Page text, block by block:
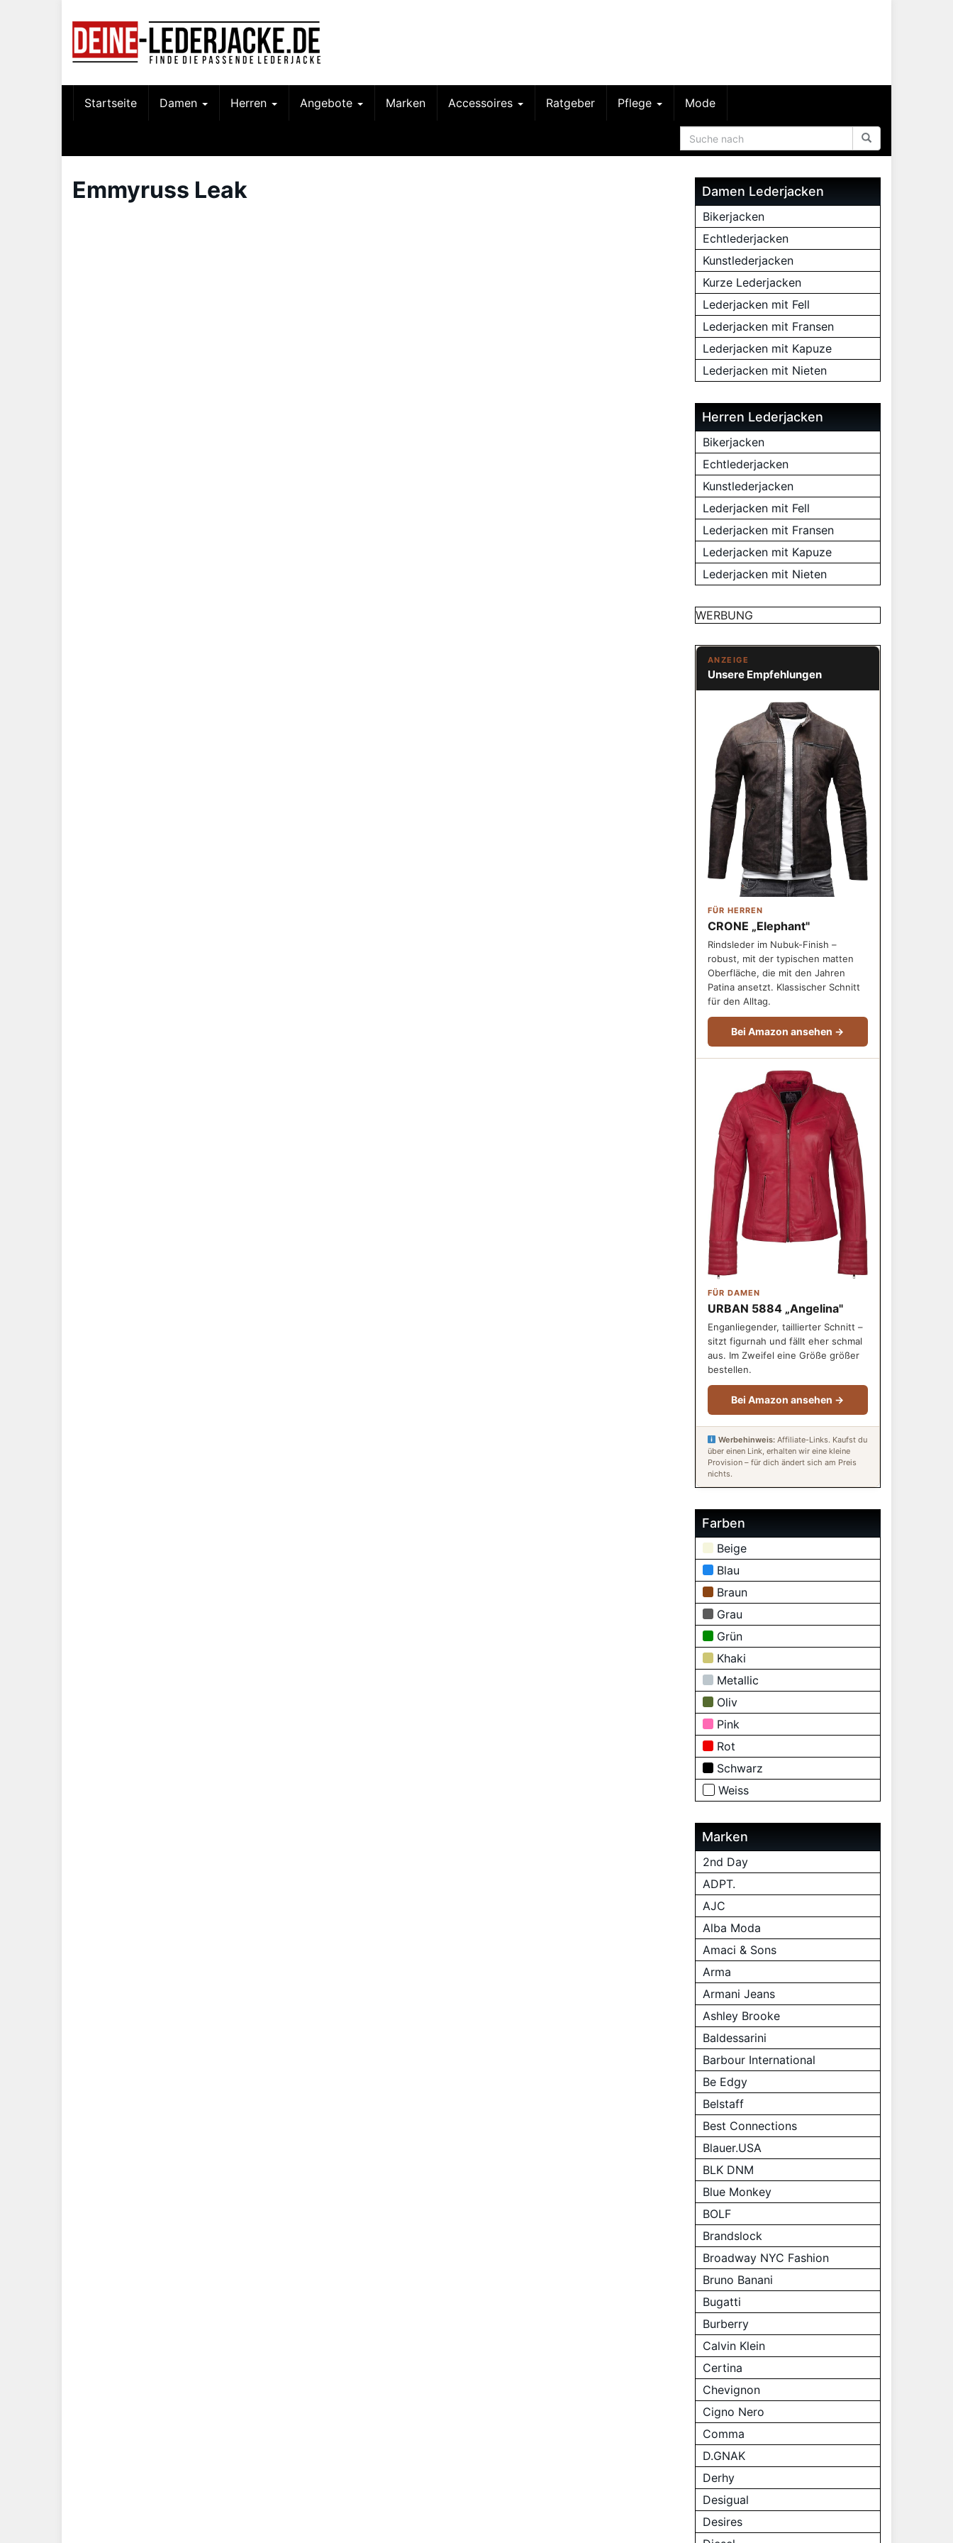
Startseite Damen Herren Angebote Marken Accessoires Ratgeber Pflege Mode
Emmyruss Leak Damen Lederjacken
Bikerjacken
Echtlederjacken
Kunstlederjacken
Kurze Lederjacken
Lederjacken mit Fell
Lederjacken mit Fransen
Lederjacken mit Kapuze
Lederjacken mit Nieten
Herren Lederjacken
Bikerjacken
Echtlederjacken
Kunstlederjacken
Lederjacken mit Fell
Lederjacken mit Fransen
Lederjacken mit Kapuze
Lederjacken mit Nieten
WERBUNG
ANZEIGE
Unsere Empfehlungen
FÜR HERREN
CRONE „Elephant"
Rindsleder im Nubuk-Finish –
robust, mit der typischen matten
Oberfläche, die mit den Jahren
Patina ansetzt. Klassischer Schnitt
für den Alltag.
Bei Amazon ansehen →
FÜR DAMEN
URBAN 5884 „Angelina"
Enganliegender, taillierter Schnitt –
sitzt figurnah und fällt eher schmal
aus. Im Zweifel eine Größe größer
bestellen.
Bei Amazon ansehen →
Werbehinweis: Affiliate-Links. Kaufst du
über einen Link, erhalten wir eine kleine
Provision – für dich ändert sich am Preis
nichts.
Farben
Beige
Blau
Braun
Grau
Grün
Khaki
Metallic
Oliv
Pink
Rot
Schwarz
Weiss
Marken
2nd Day
ADPT.
AJC
Alba Moda
Amaci & Sons
Arma
Armani Jeans
Ashley Brooke
Baldessarini
Barbour International
Be Edgy
Belstaff
Best Connections
Blauer.USA
BLK DNM
Blue Monkey
BOLF
Brandslock
Broadway NYC Fashion
Bruno Banani
Bugatti
Burberry
Calvin Klein
Certina
Chevignon
Cigno Nero
Comma
D.GNAK
Derhy
Desigual
Desires